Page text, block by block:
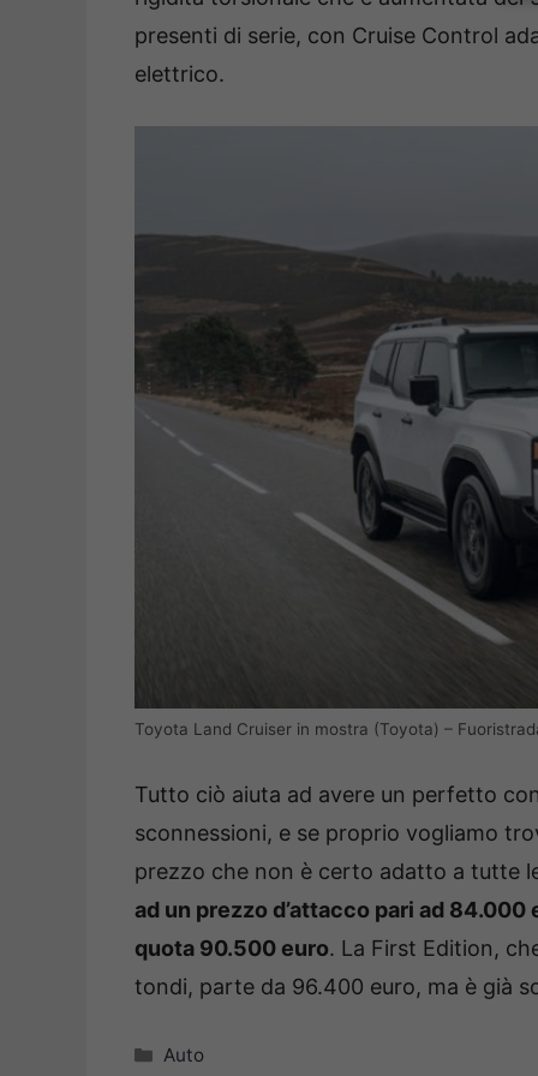
presenti di serie, con Cruise Control
elettrico.
Toyota Land Cruiser in mostra (Toyota) –
Tutto ciò aiuta ad avere un perfetto
sconnessioni, e se proprio vogliamo
prezzo che non è certo adatto a tutte
ad un prezzo d’attacco pari ad
quota 90.500 euro. La First Edition,
tondi, parte da 96.400 euro, ma è già
Categorie
Auto